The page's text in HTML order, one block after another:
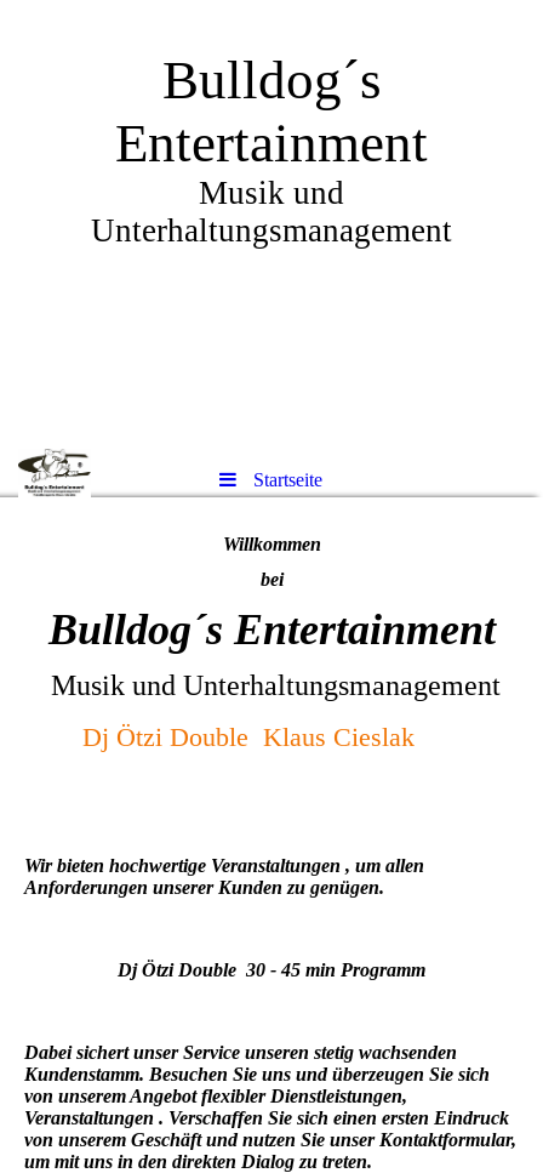
Bulldog´s
Entertainment
Musik und
Unterhaltungsmanagement
Startseite
Willkommen
bei
Bulldog´s Entertainment
Musik und Unterhaltungsmanagement
Dj Ötzi Double Klaus Cieslak
Wir bieten hochwertige Veranstaltungen , um allen
Anforderungen unserer Kunden zu genügen.
Dj Ötzi Double 30 - 45 min Programm
Dabei sichert unser Service unseren stetig wachsenden
Kundenstamm. Besuchen Sie uns und überzeugen Sie sich
von unserem Angebot flexibler Dienstleistungen,
Veranstaltungen . Verschaffen Sie sich einen ersten Eindruck
von unserem Geschäft und nutzen Sie unser Kontaktformular,
um mit uns in den direkten Dialog zu treten.